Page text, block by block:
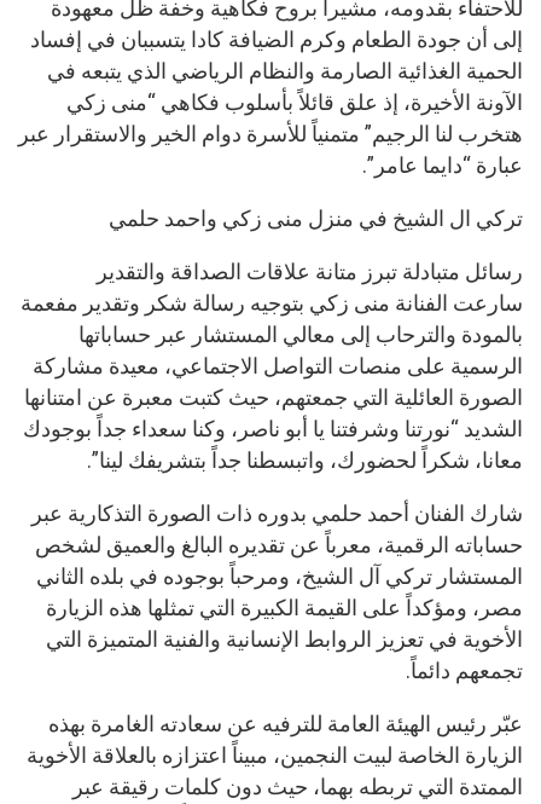
للاحتفاء بقدومه، مشيراً بروح فكاهية وخفة ظل معهودة
إلى أن جودة الطعام وكرم الضيافة كادا يتسببان في إفساد
الحمية الغذائية الصارمة والنظام الرياضي الذي يتبعه في
الآونة الأخيرة، إذ علق قائلاً بأسلوب فكاهي “منى زكي
هتخرب لنا الرجيم” متمنياً للأسرة دوام الخير والاستقرار عبر
عبارة “دايما عامر”.
تركي ال الشيخ في منزل منى زكي واحمد حلمي
رسائل متبادلة تبرز متانة علاقات الصداقة والتقدير
سارعت الفنانة منى زكي بتوجيه رسالة شكر وتقدير مفعمة
بالمودة والترحاب إلى معالي المستشار عبر حساباتها
الرسمية على منصات التواصل الاجتماعي، معيدة مشاركة
الصورة العائلية التي جمعتهم، حيث كتبت معبرة عن امتنانها
الشديد “نورتنا وشرفتنا يا أبو ناصر، وكنا سعداء جداً بوجودك
معانا، شكراً لحضورك، واتبسطنا جداً بتشريفك لينا”.
شارك الفنان أحمد حلمي بدوره ذات الصورة التذكارية عبر
حساباته الرقمية، معرباً عن تقديره البالغ والعميق لشخص
المستشار تركي آل الشيخ، ومرحباً بوجوده في بلده الثاني
مصر، ومؤكداً على القيمة الكبيرة التي تمثلها هذه الزيارة
الأخوية في تعزيز الروابط الإنسانية والفنية المتميزة التي
تجمعهم دائماً.
عبّر رئيس الهيئة العامة للترفيه عن سعادته الغامرة بهذه
الزيارة الخاصة لبيت النجمين، مبيناً اعتزازه بالعلاقة الأخوية
الممتدة التي تربطه بهما، حيث دون كلمات رقيقة عبر